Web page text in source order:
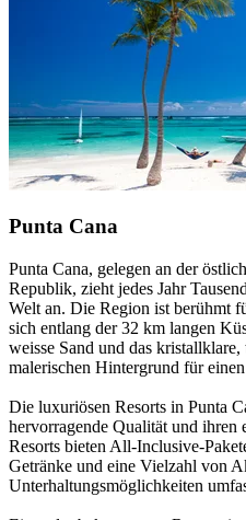
Punta Cana
Punta Cana, gelegen an der
Republik, zieht jedes Jahr
Welt an. Die Region ist berühmt
sich entlang der 32 km langen
weisse Sand und das
malerischen Hintergrund für
Die luxuriösen Resorts in Punta
hervorragende Qualität und ihren
Resorts bieten All-Inclusive-
Getränke und eine Vielzahl von
Unterhaltungsmöglichkeiten